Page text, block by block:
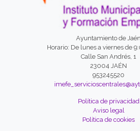
Ayuntamiento de Jaén
Horario: De lunes a viernes de
Calle San Andrés, 1
23004 JAÉN
953245520
Política de privacidad
Aviso legal
Política de cookies